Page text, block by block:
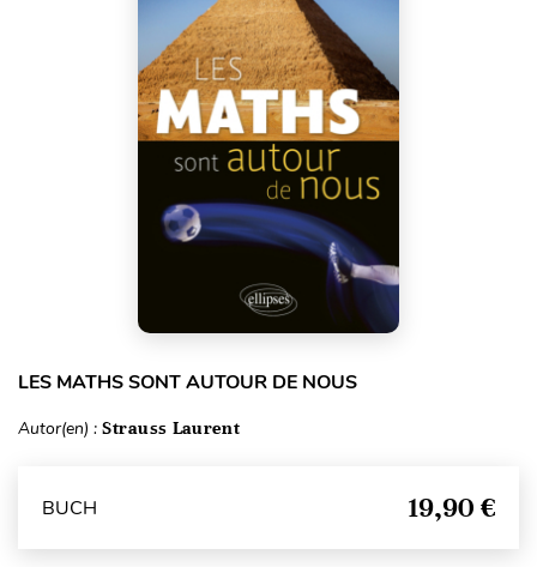
LES MATHS SONT AUTOUR DE NOUS
Autor(en) : Strauss Laurent
BUCH 19,90 €